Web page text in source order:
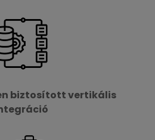
biztosított vertikális